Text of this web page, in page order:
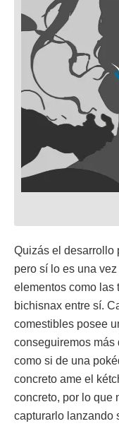
Quizás el desarrollo
pero sí lo es una
elementos como las
bichisnax entre sí.
comestibles posee
conseguiremos más
como si de una
concreto ame el
concreto, por lo que
capturarlo lanzando